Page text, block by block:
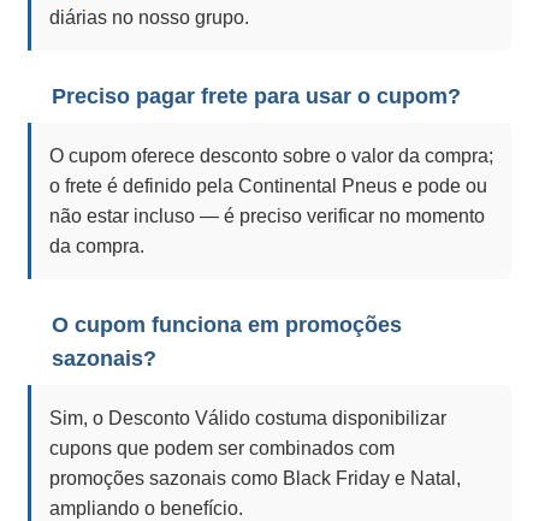
diárias no nosso grupo.
Preciso pagar frete para usar o cupom?
O cupom oferece desconto sobre o valor da compra;
o frete é definido pela Continental Pneus e pode ou
não estar incluso — é preciso verificar no momento
da compra.
O cupom funciona em promoções
sazonais?
Sim, o Desconto Válido costuma disponibilizar
cupons que podem ser combinados com
promoções sazonais como Black Friday e Natal,
ampliando o benefício.